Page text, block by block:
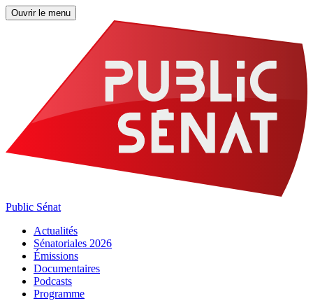
Ouvrir le menu
Public Sénat
Actualités
Sénatoriales 2026
Émissions
Documentaires
Podcasts
Programme